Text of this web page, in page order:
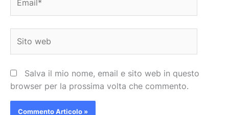
web
Salva il mio nome, email e sito web in questo
browser per la prossima volta che commento.